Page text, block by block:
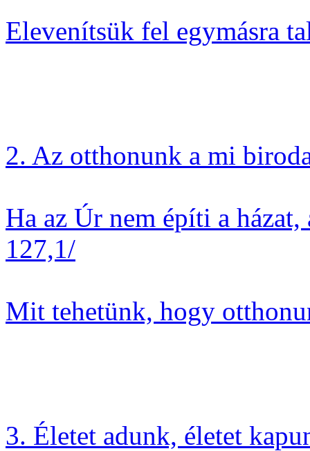
Elevenítsük fel egymásra
2. Az otthonunk a mi
Ha az Úr nem építi a
127,1/
Mit tehetünk, hogy
3. Életet adunk, életet